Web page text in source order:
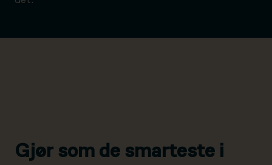
Gjør som de smarteste i